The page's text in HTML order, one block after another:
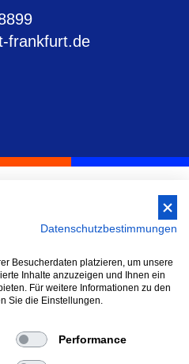
frankfurt.de
Erklärung zur Barrierefreiheit
Impressum
Datenschutzbestimmungen
Besucherdaten platzieren, um unsere
Inhalte anzuzeigen und Ihnen ein
Für weitere Informationen zu den
Sie die Einstellungen.
Performance